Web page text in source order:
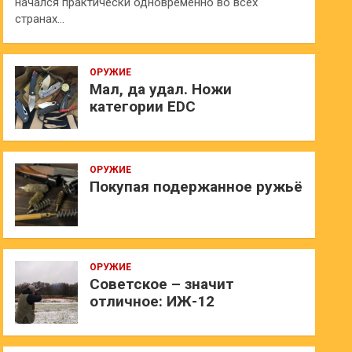
странах…
ОРУЖИЕ
Мал, да удал. Ножи
категории EDC
ОРУЖИЕ
Покупая подержанное ружьё
ОРУЖИЕ
Советское – значит
отличное: ИЖ-12